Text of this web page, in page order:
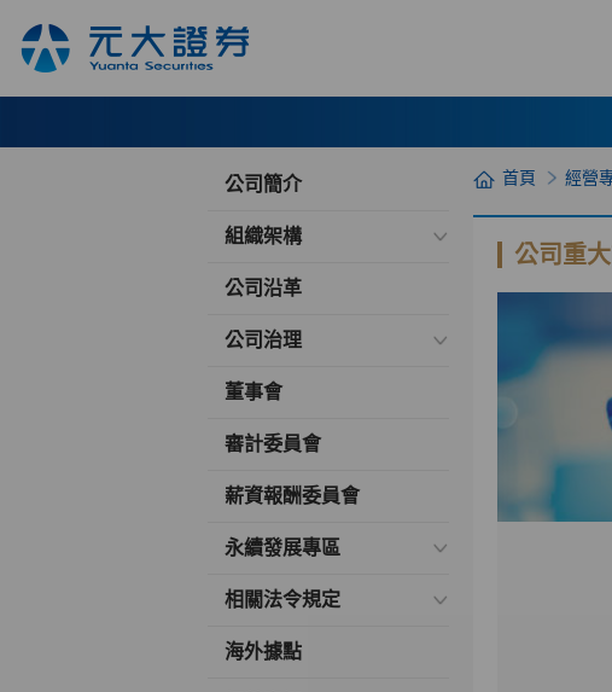
公司簡介
組織架構
公司沿革
公司治理
董事會
審計委員會
薪資報酬委員會
永續發展專區
相關法令規定
海外據點
首頁 經營
公司重